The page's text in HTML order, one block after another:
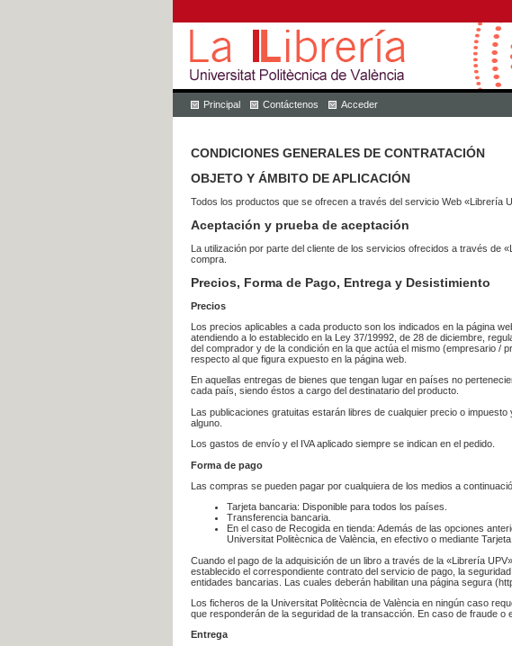
Principal Contáctenos Acceder
CONDICIONES GENERALES DE CONTRATACIÓN
OBJETO Y ÁMBITO DE APLICACIÓN
Todos los productos que se ofrecen a través del servicio Web «Librería
Aceptación y prueba de aceptación
La utilización por parte del cliente de los servicios ofrecidos a través de
compra.
Precios, Forma de Pago, Entrega y Desistimiento
Precios
Los precios aplicables a cada producto son los indicados en la página
atendiendo a lo establecido en la Ley 37/19992, de 28 de diciembre,
del comprador y de la condición en la que actúa el mismo (empresario /
respecto al que figura expuesto en la página web.
En aquellas entregas de bienes que tengan lugar en países no
cada país, siendo éstos a cargo del destinatario del producto.
Las publicaciones gratuitas estarán libres de cualquier precio o
alguno.
Los gastos de envío y el IVA aplicado siempre se indican en el pedido.
Forma de pago
Las compras se pueden pagar por cualquiera de los medios a
Tarjeta bancaria: Disponible para todos los países.
Transferencia bancaria.
En el caso de Recogida en tienda: Además de las opciones
Universitat Politècnica de València, en efectivo o mediante Tarjeta.
Cuando el pago de la adquisición de un libro a través de la «Librería
establecido el correspondiente contrato del servicio de pago, la
entidades bancarias. Las cuales deberán habilitan una página segura
Los ficheros de la Universitat Politècncia de València en ningún caso
que responderán de la seguridad de la transacción. En caso de fraude
Entrega